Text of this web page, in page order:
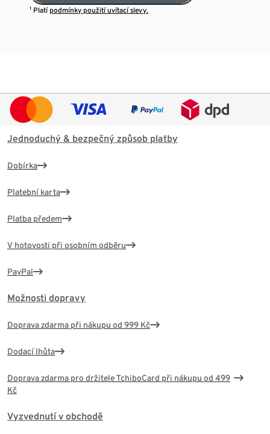
¹ Platí podmínky použití uvítací slevy.
Jednoduchý & bezpečný způsob platby
Dobírka
Platební karta
Platba předem
V hotovosti při osobním odběru
PayPal
Možnosti dopravy
Doprava zdarma při nákupu od 999 Kč
Dodací lhůta
Doprava zdarma pro držitele TchiboCard při nákupu od 499
Kč
Vyzvednutí v obchodě